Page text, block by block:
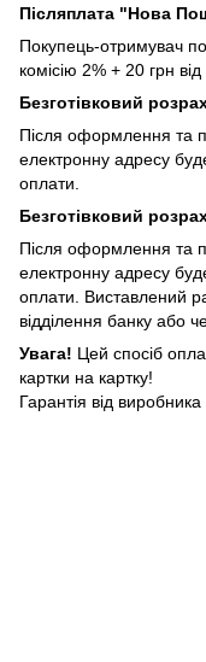
Післяплата "Нова
Покупець-отримувач
комісію 2% + 20 грн
Безготівковий
Після оформлення та
електронну адресу
оплати.
Безготівковий
Після оформлення та
електронну адресу
оплати. Виставлений
відділення банку або
Увага! Цей спосіб
картки на картку!
Гарантія від виробника